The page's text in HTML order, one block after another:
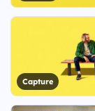
Capture